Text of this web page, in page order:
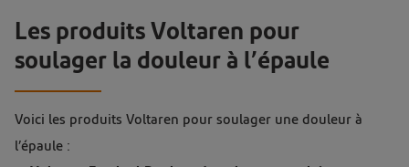
Les produits Voltaren pour
soulager la douleur à l’épaule
Voici les produits Voltaren pour soulager une douleur à
l’épaule :